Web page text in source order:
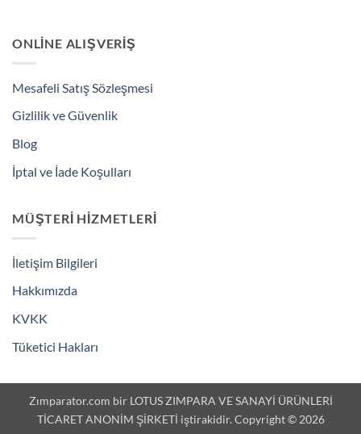
ONLINE ALIŞVERIŞ
Mesafeli Satış Sözleşmesi
Gizlilik ve Güvenlik
Blog
İptal ve İade Koşulları
MÜŞTERI HIZMETLERI
İletişim Bilgileri
Hakkımızda
KVKK
Tüketici Hakları
Zımparator.com bir LOTUS ZIMPARA VE SANAYİ ÜRÜNLERİ
TİCARET ANONİM ŞİRKETİ iştirakidir. Copyright © 2026